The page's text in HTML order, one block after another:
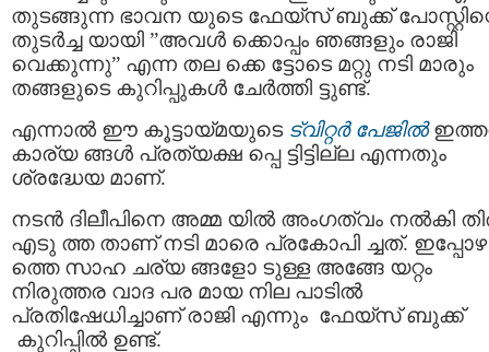
തുടങ്ങുന്ന ഭാവന യുടെ ഫേയ്സ് ബുക്ക്
തുടര്‍ച്ച യായി ”അവൾ ക്കൊപ്പം ഞങ്ങളും രാജി
വെക്കുന്നു” എന്ന തല ക്കെ ട്ടോടെ മറ്റു നടി മാരും
തങ്ങളുടെ കുറിപ്പുകള്‍ ചേര്‍ത്തി ട്ടുണ്ട്.
എന്നാല്‍ ഈ കൂട്ടായ്മയുടെട്വിറ്റര്‍ പേജില്‍
കാര്യ ങ്ങള്‍ പ്രത്യക്ഷ പ്പെ ട്ടിട്ടില്ല എന്നതും
ശ്രദ്ധേയ മാണ്.
നടൻ ദിലീപിനെ അമ്മ യിൽ അംഗത്വം നൽകി
എടു ത്ത താണ് നടി മാരെ പ്രകോപി ച്ചത്. ഇപ്പോഴ
ത്തെ സാഹ ചര്യ ങ്ങളോ ടുള്ള അങ്ങേ യറ്റം
നിരുത്തര വാദ പര മായ നില പാടില്‍
പ്രതിഷേധിച്ചാണ് രാജി എന്നും ഫേയ്സ് ബുക്ക്
കുറിപ്പിൽ ഉണ്ട്.